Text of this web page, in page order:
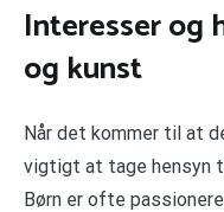
Interesser og
og kunst
Når det kommer til at
vigtigt at tage hensyn
Børn er ofte